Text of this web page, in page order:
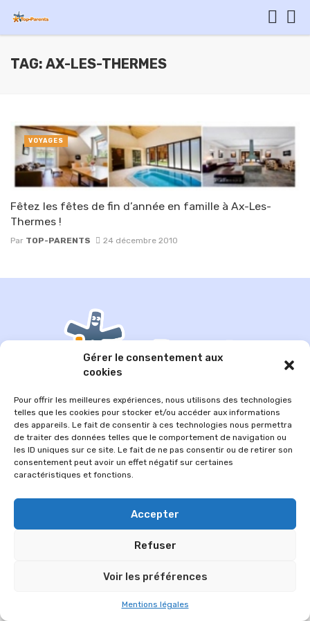
Gérer le consentement aux
cookies
Pour offrir les meilleures expériences, nous utilisons des technologies
telles que les cookies pour stocker et/ou accéder aux informations
des appareils. Le fait de consentir à ces technologies nous permettra
de traiter des données telles que le comportement de navigation ou
les ID uniques sur ce site. Le fait de ne pas consentir ou de retirer son
consentement peut avoir un effet négatif sur certaines
caractéristiques et fonctions.
Accepter
Refuser
Voir les préférences
Mentions légales
TAG: AX-LES-THERMES
Fêtez les fêtes de fin d’année en famille à Ax-Les-
Thermes !
Par TOP-PARENTS 24 décembre 2010
VOYAGES
© 2026 Im-presse. Tous droits réservés.
MENTIONS LÉGALES